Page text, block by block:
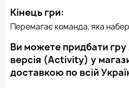
Кінець гри:
Перемагає команда, яка
Ви можете придбати гру
версія (Activity) у
доставкою по всій